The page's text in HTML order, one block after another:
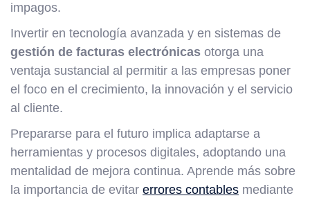
impagos.
Invertir en tecnología avanzada y en sistemas de
gestión de facturas electrónicas otorga una
ventaja sustancial al permitir a las empresas poner
el foco en el crecimiento, la innovación y el servicio
al cliente.
Prepararse para el futuro implica adaptarse a
herramientas y procesos digitales, adoptando una
mentalidad de mejora continua. Aprende más sobre
la importancia de evitar errores contables mediante